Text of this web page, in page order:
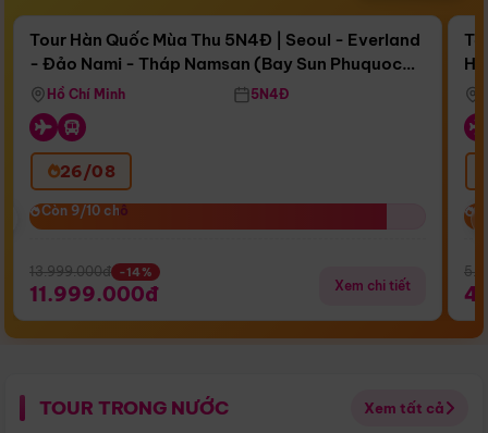
Còn16 ngày 08:26:06
Bay Sun Phuquoc Airways
Tour Hàn Quốc Mùa Thu 5N4Đ | Seoul - Everland
- Đảo Nami - Tháp Namsan (Bay Sun Phuquoc
Airways)
Hồ Chí Minh 5N4Đ
26/08
Còn 9/10 chỗ
Còn 9/10 chỗ
13.999.000đ -14%
11.999.000đ Xem chi tiết
TOUR TRONG NƯỚC Xem tất cả
Điểm nổi bật